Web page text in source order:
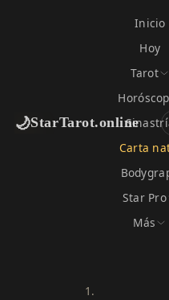
🌙StarTarot.online
Inicio
Hoy
Tarot
Carta
Star Pro
Más